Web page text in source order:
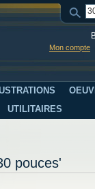
Mon compte
UTILITAIRES
pouces'